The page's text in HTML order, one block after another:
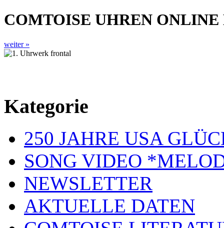
COMTOISE UHREN ONLINE
weiter »
Kategorie
250 JAHRE USA
SONG VIDEO
NEWSLETTER
AKTUELLE DATEN